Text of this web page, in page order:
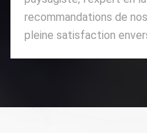
recommandations de
pleine satisfaction